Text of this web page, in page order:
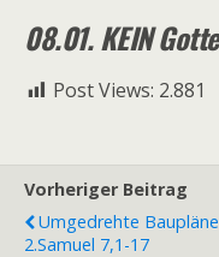
08.01. KEIN G
Post Views: 2.881
Vorheriger Beitrag
Umgedrehte Baupläne
2.Samuel 7,1-17